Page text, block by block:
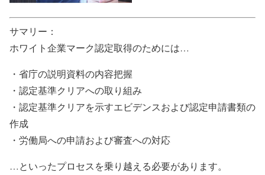
サマリー：
ホワイト企業マーク認定取得のためには…
・省庁の説明資料の内容把握
・認定基準クリアへの取り組み
・認定基準クリアを示すエビデンスおよび認定申請書類の
作成
・労働局への申請および審査への対応
…といったプロセスを乗り越える必要があります。